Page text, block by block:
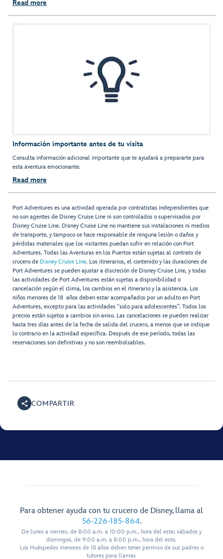
Read more
Información importante antes de tu visita
Consulta información adicional importante que te ayudará a prepararte para
esta aventura emocionante.
Read more
Port Adventures es una actividad operada por contratistas independientes que
no son agentes de Disney Cruise Line ni son controlados o supervisados por
Disney Cruise Line. Disney Cruise Line no mantiene sus instalaciones ni medios
de transporte, y tampoco se hace responsable de ninguna lesión o daños y
pérdidas materiales que los visitantes puedan sufrir en relación con Port
Adventures. Todas las Aventuras en los Puertos están sujetas al contrato de
crucero de Disney Cruise Line. Los itinerarios, el contenido y las duraciones de
Port Adventures se pueden ajustar a discreción de Disney Cruise Line, y todas
las actividades de Port Adventures están sujetas a disponibilidad o
cancelación según el clima, los cambios en el itinerario y la asistencia. Los
niños menores de 18 años deben estar acompañados por un adulto en Port
Adventures, excepto para las actividades “solo para adolescentes”. Todos los
precios están sujetos a cambios sin aviso. Las cancelaciones se pueden realizar
hasta tres días antes de la fecha de salida del crucero, a menos que se indique
lo contrario en la actividad específica. Después de ese período, todas las
reservaciones son definitivas y no son reembolsables.
COMPARTIR
Para obtener ayuda con tu crucero de Disney, llama al
56-226-185-864.
De lunes a viernes, de 8:00 a.m. a 10:00 p.m., hora del este; sábados y
domingos, de 9:00 a.m. a 8:00 p.m., hora del este.
Los Huéspedes menores de 18 años deben tener permiso de sus padres o
tutores para llamar.